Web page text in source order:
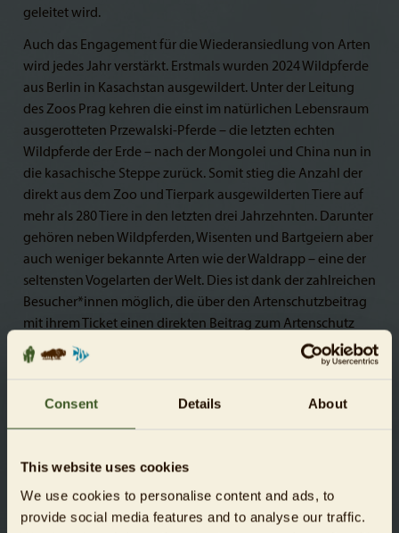
Consent Details About
This website uses cookies
We use cookies to personalise content and ads, to
provide social media features and to analyse our traffic.
geleitet wird.
Auch das Engagement für die Wiederansiedlung von Arten
wird jedes Jahr verstärkt. Erstmals wurden 2024 Wildpferde
aus Berlin in Kasachstan ausgewildert. Unter der Leitung
des Zoos Prag kehren die einst im natürlichen Lebensraum
ausgerotteten Przewalski-Pferde – die letzten echten
Wildpferde der Erde – nach der Mongolei und China nun in
die kasachische Steppe zurück. Somit stieg die Anzahl der
direkt aus dem Zoo und Tierpark ausgewilderten Tiere auf
mehr als 280 Tiere in den letzten drei Jahrzehnten. Darunter
gehören neben Wildpferden, Wisenten und Bartgeiern aber
auch weniger bekannte Arten wie der Waldrapp – eine der
seltensten Vogelarten der Welt. Dies ist dank der zahlreichen
Besucher*innen möglich, die über den Artenschutzbeitrag
mit ihrem Ticket einen direkten Beitrag zum Artenschutz
leisten. Darüber hinaus tragen Zoo und Tierpark Berlin auch
indirekt zum Schutz bedrohter Arten bei, indem sie sich in
Grundlage für Auswilderungen schaffen, sowie durch
Forschungs- und Bildungsprojekte, die das Bewusstsein für
erschwerten Rahmenbedingungen und zurückhaltender
Kaufkraft, die zahlreiche Unternehmen und Branchen